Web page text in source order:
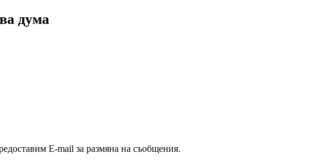
дума
E-mail за размяна на съобщения.